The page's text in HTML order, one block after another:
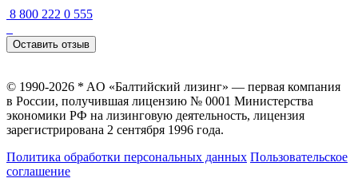
8 800 222 0 555
Оставить отзыв
© 1990-2026 * AO «Балтийский лизинг» — первая компания
в России, получившая лицензию № 0001 Министерства
экономики РФ на лизинговую деятельность, лицензия
зарегистрирована 2 сентября 1996 года.
Политика обработки персональных данных Пользовательское
соглашение